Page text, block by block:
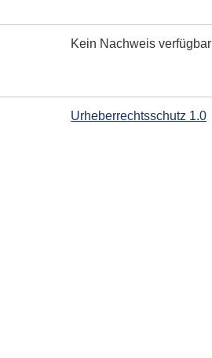
Kein Nachweis verfügbar
Urheberrechtsschutz 1.0